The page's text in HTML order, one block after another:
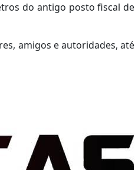
do antigo posto fiscal de
amigos e autoridades, até